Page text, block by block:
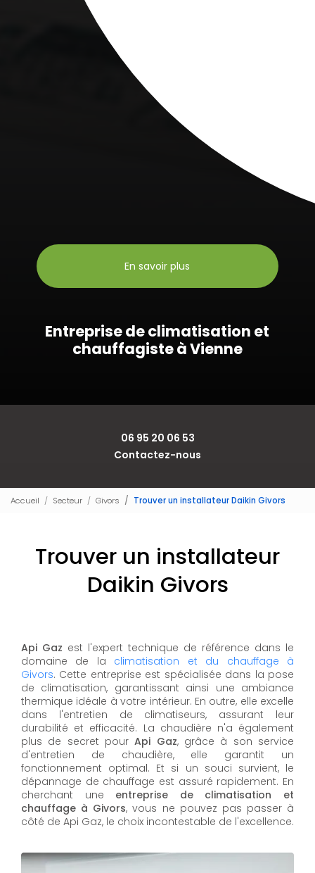
En savoir plus
Entreprise de climatisation et
chauffagiste à Vienne
06 95 20 06 53
Contactez-nous
Accueil Secteur Givors Trouver un installateur Daikin Givors
Trouver un installateur
Daikin Givors
Api Gaz est l'expert technique de référence dans le
domaine de la climatisation et du chauffage à
Givors. Cette entreprise est spécialisée dans la pose
de climatisation, garantissant ainsi une ambiance
thermique idéale à votre intérieur. En outre, elle excelle
dans l'entretien de climatiseurs, assurant leur
durabilité et efficacité. La chaudière n'a également
plus de secret pourApi Gaz, grâce à son service
d'entretien de chaudière, elle garantit un
fonctionnement optimal. Et si un souci survient, le
dépannage de chauffage est assuré rapidement. En
cherchant une entreprise de climatisation et
chauffage à Givors, vous ne pouvez pas passer à
côté de Api Gaz, le choix incontestable de l'excellence.